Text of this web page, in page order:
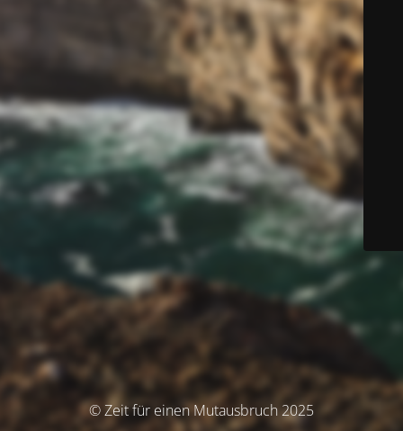
© Zeit für einen Mutausbruch 2025